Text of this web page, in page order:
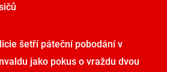
šetří páteční pobodání v
jako pokus o vraždu dvou